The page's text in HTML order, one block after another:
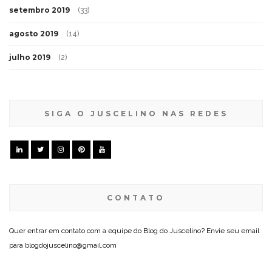
setembro 2019 (33)
agosto 2019 (14)
julho 2019 (2)
SIGA O JUSCELINO NAS REDES
CONTATO
Quer entrar em contato com a equipe do Blog do Juscelino? Envie seu email
para blogdojuscelino@gmail.com